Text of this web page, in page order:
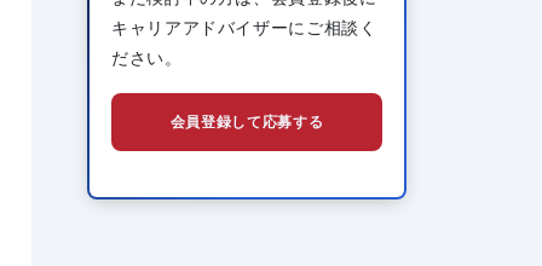
キャリアアドバイザーにご相談く
ださい。
会員登録して応募する